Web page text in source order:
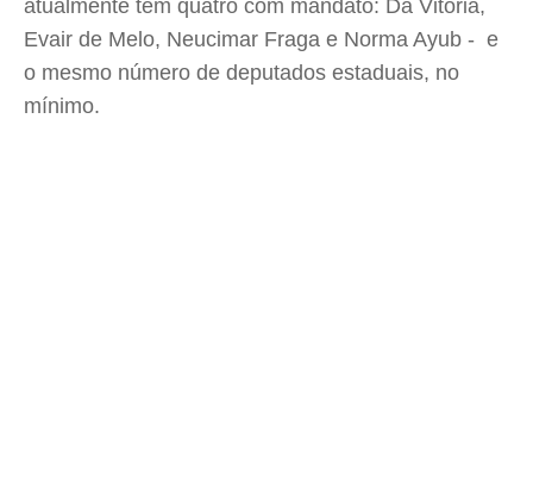
atualmente tem quatro com mandato: Da Vitória,
Evair de Melo, Neucimar Fraga e Norma Ayub - e
o mesmo número de deputados estaduais, no
mínimo.